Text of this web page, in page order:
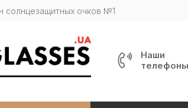
солнцезащитных очков №1
Наши
телефоны